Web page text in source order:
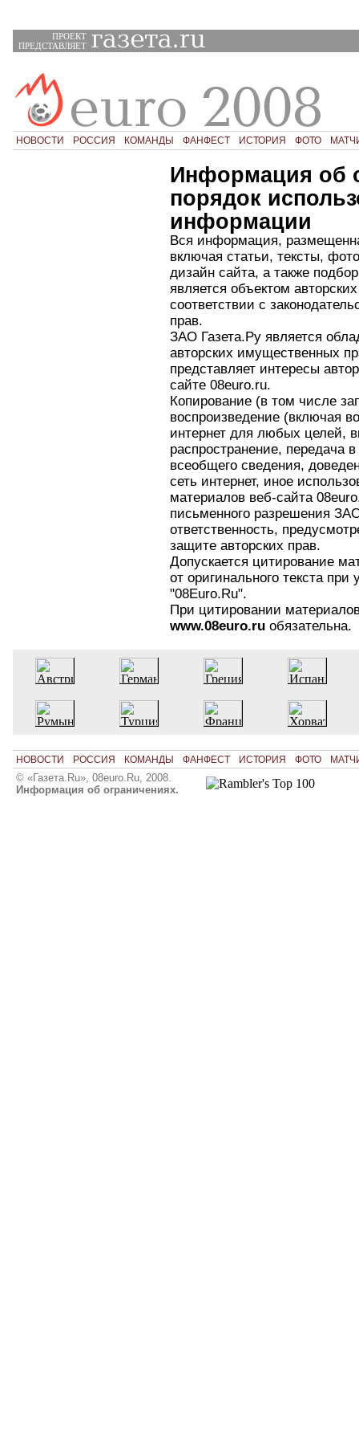
ПРОЕКТ
ПРЕДСТАВЛЯЕТ
НОВОСТИ РОССИЯ КОМАНДЫ ФАНФЕСТ ИСТОРИЯ ФОТО
Информация об
порядок
информации
Вся информация,
включая статьи, тексты,
дизайн сайта, а также
является объектом
соответствии с
прав.
ЗАО Газета.Ру является
авторских имущественных
представляет интересы
сайте 08euro.ru.
Копирование (в том числе
воспроизведение (включая
интернет для любых целей,
распространение, передача
всеобщего сведения,
сеть интернет, иное
материалов веб-сайта
письменного разрешения
ответственность,
защите авторских прав.
Допускается цитирование
от оригинального текста
"08Euro.Ru".
При цитировании
www.08euro.ru обязательна.
НОВОСТИ РОССИЯ КОМАНДЫ ФАНФЕСТ ИСТОРИЯ ФОТО
© «Газета.Ru», 08euro.Ru, 2008.
Информация об ограничениях.